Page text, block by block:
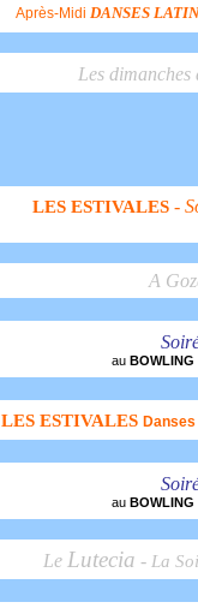
Après-Midi DANSES
Les
LES ESTIVALES -
A
au BOWLING
LES ESTIVALES
au BOWLING
Le Lutecia - La